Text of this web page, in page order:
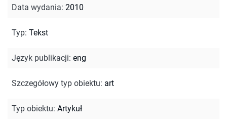
Data wydania: 2010
Typ: Tekst
Język publikacji: eng
Szczegółowy typ obiektu: art
Typ obiektu: Artykuł